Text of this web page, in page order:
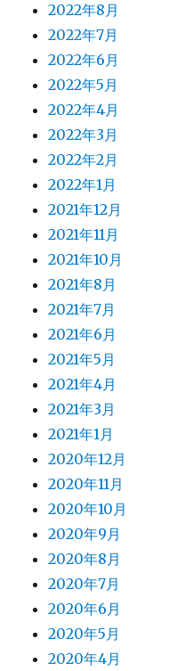
2022年8月
2022年7月
2022年6月
2022年5月
2022年4月
2022年3月
2022年2月
2022年1月
2021年12月
2021年11月
2021年10月
2021年8月
2021年7月
2021年6月
2021年5月
2021年4月
2021年3月
2021年1月
2020年12月
2020年11月
2020年10月
2020年9月
2020年8月
2020年7月
2020年6月
2020年5月
2020年4月